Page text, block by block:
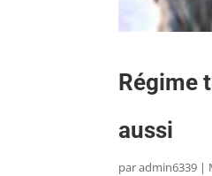
Régime
aussi
paradmin6339 |